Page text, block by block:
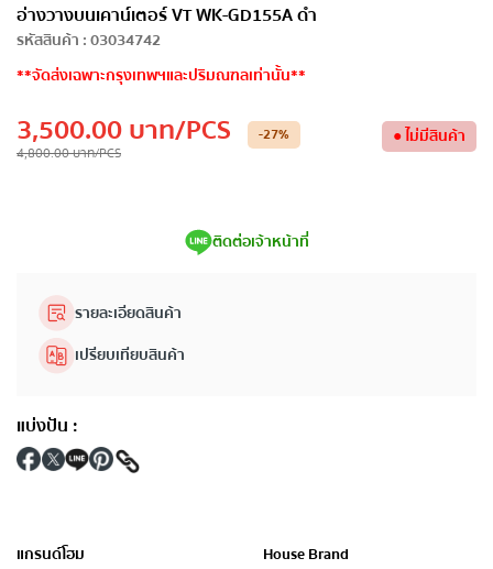
อ่างวางบนเคาน์เตอร์ VT WK-GD155A ดำ
รหัสสินค้า :03034742
**จัดส่งเฉพาะกรุงเทพฯและปริมณฑลเท่านั้น**
3,500.00บาท/PCS
4,800.00บาท/PCS
-27% ●ไม่มีสินค้า
ติดต่อเจ้าหน้าที่
รายละเอียดสินค้า
เปรียบเทียบสินค้า
แบ่งปัน :
แกรนด์โฮม
House Brand